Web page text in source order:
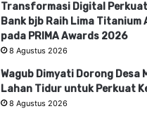
Transformasi Digital
Bank bjb Raih Lima Titanium
pada PRIMA Awards 2026
8 Agustus 2026
Wagub Dimyati Dorong Desa
Lahan Tidur untuk Perkuat
8 Agustus 2026